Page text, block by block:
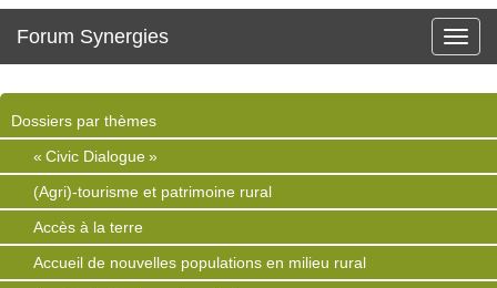
la
Forum Synergies
Dossiers par thèmes
« Civic Dialogue »
(Agri)-tourisme et patrimoine rural
Accès à la terre
Accueil de nouvelles populations en milieu rural